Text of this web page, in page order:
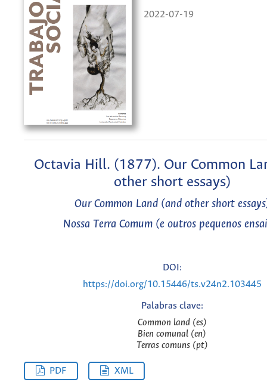
2022-07-19
Octavia Hill. (1877). Our Common
other short essays)
Our Common Land (and other short
Nossa Terra Comum (e outros pequenos
DOI:
https://doi.org/10.15446/ts.v24n2.103445
Palabras clave:
Common land (es)
Bien comunal (en)
Terras comuns (pt)
PDF XML